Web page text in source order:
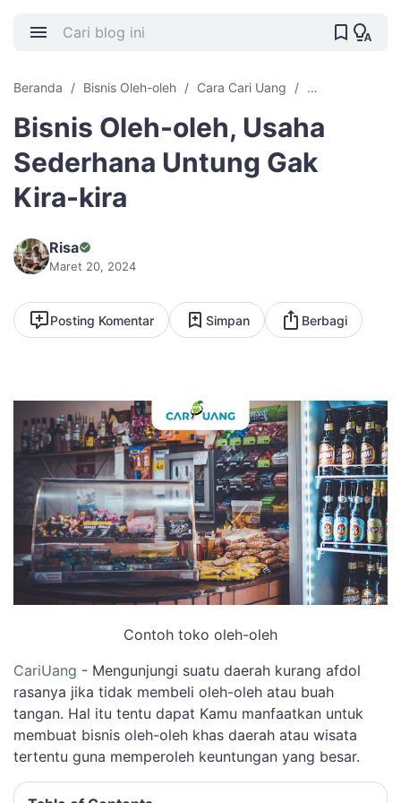
Beranda Bisnis Oleh-oleh Cara Cari Uang Cari Uang
Bisnis Oleh-oleh, Usaha
Sederhana Untung Gak
Kira-kira
Risa
Maret 20, 2024
Posting Komentar Simpan Berbagi
Contoh toko oleh-oleh
CariUang - Mengunjungi suatu daerah kurang afdol
rasanya jika tidak membeli oleh-oleh atau buah
tangan. Hal itu tentu dapat Kamu manfaatkan untuk
membuat bisnis oleh-oleh khas daerah atau wisata
tertentu guna memperoleh keuntungan yang besar.